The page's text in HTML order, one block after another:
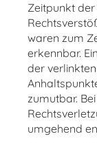
Zeitpunkt
waren zum
erkennbar.
der
zumutbar.
umgehend